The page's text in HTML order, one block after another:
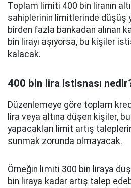
Toplam limiti 400 bin liranın
sahiplerinin limitlerinde düşüş
birden fazla bankadan alınan
bin lirayı aşıyorsa, bu kişiler
kalacak.
400 bin lira istisnası
Düzenlemeye göre toplam
lira veya altına düşen kişiler,
yapacakları limit artış
sunmak zorunda olmayacak.
Örneğin limiti 300 bin liraya
bin liraya kadar artış talep